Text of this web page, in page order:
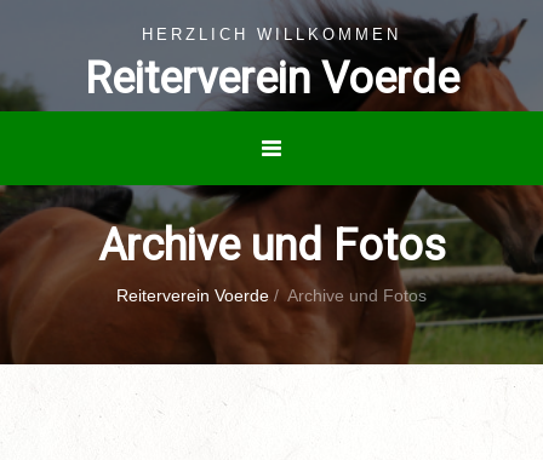
HERZLICH WILLKOMMEN
Reiterverein Voerde
Archive und Fotos
Reiterverein Voerde / Archive und Fotos